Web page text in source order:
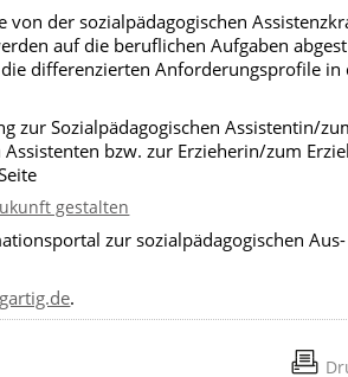
von der sozialpädagogischen
auf die beruflichen Aufgaben
differenzierten Anforderungsprofile in
zur Sozialpädagogischen Assistentin/
Assistenten bzw. zur Erzieherin/zum
gestalten
zur sozialpädagogischen
.